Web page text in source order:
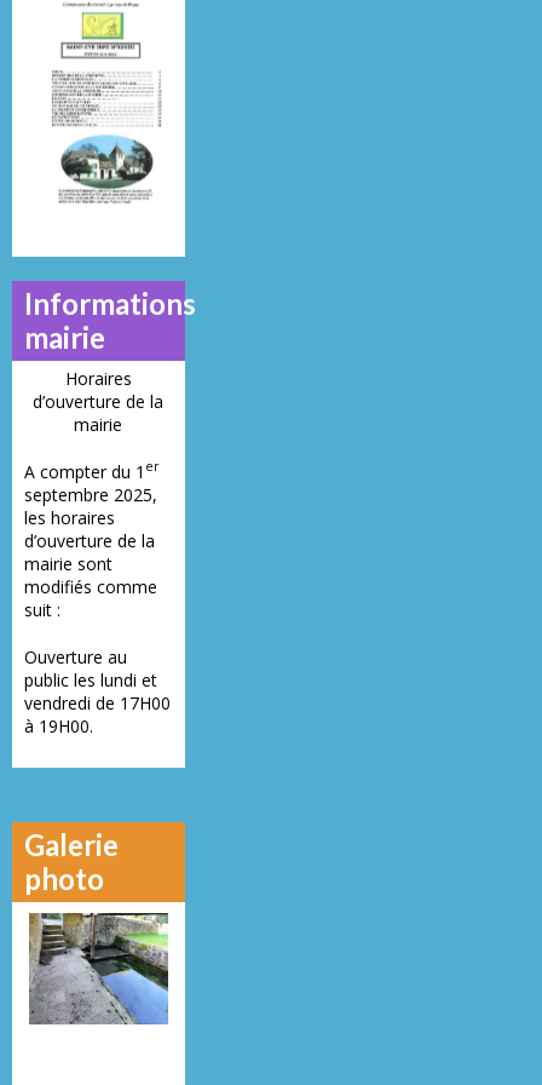
Juin 2019
N°
28
Informations
mairie
Horaires
d’ouverture de la
mairie
A compter du 1 er
septembre 2025,
les horaires
d’ouverture de la
mairie sont
modifiés comme
suit :
Ouverture au
public les lundi et
vendredi de 17H00
à 19H00.
Galerie
photo